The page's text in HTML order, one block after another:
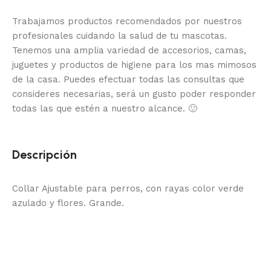
Trabajamos productos recomendados por nuestros
profesionales cuidando la salud de tu mascotas.
Tenemos una amplia variedad de accesorios, camas,
juguetes y productos de higiene para los mas mimosos
de la casa. Puedes efectuar todas las consultas que
consideres necesarias, será un gusto poder responder
todas las que estén a nuestro alcance. 🙂
Descripción
Collar Ajustable para perros, con rayas color verde
azulado y flores. Grande.